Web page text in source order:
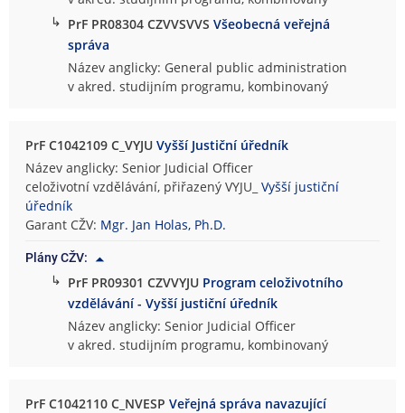
↳ PrF PR08304 CZVVSVVSVšeobecná veřejná
správa
Název anglicky: General public administration
v akred. studijním programu, kombinovaný
PrF C1042109 C_VYJUVyšší Justiční úředník
Název anglicky: Senior Judicial Officer
celoživotní vzdělávání, přiřazený VYJU_Vyšší justiční
úředník
Garant CŽV: Mgr. Jan Holas, Ph.D.
Plány CŽV:
↳ PrF PR09301 CZVVYJU Program celoživotního
vzdělávání - Vyšší justiční úředník
Název anglicky: Senior Judicial Officer
v akred. studijním programu, kombinovaný
PrF C1042110 C_NVESPVeřejná správa navazující